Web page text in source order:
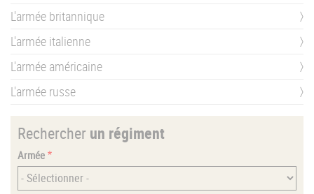
L'armée britannique
L'armée italienne
L'armée américaine
L'armée russe
Rechercher un régiment
Armée